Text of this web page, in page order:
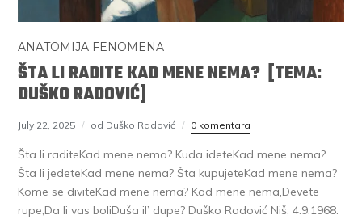
ANATOMIJA FENOMENA
ŠTA LI RADITE KAD MENE NEMA? [TEMA:
DUŠKO RADOVIĆ]
July 22, 2025 od Duško Radović 0 komentara
Šta li raditeKad mene nema? Kuda ideteKad mene nema?
Šta li jedeteKad mene nema? Šta kupujeteKad mene nema?
Kome se diviteKad mene nema? Kad mene nema,Devete
rupe,Da li vas boliDuša il’ dupe? Duško Radović Niš, 4.9.1968.